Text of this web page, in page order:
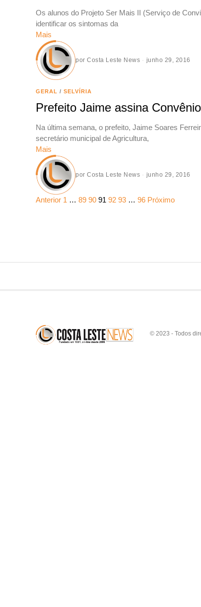
Os alunos do Projeto Ser Mais II (Serviço de
identificar os sintomas da
Mais
por Costa Leste News junho 29, 2016
GERAL / SELVÍRIA
Prefeito Jaime assina
Na última semana, o prefeito, Jaime Soares
secretário municipal de Agricultura,
Mais
por Costa Leste News junho 29, 2016
Anterior 1 … 89 90 91 92 93 … 96 Próximo
© 2023 - Todos